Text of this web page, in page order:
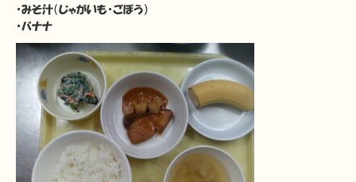
・みそ汁（じゃがいも・ごぼう）
・バナナ